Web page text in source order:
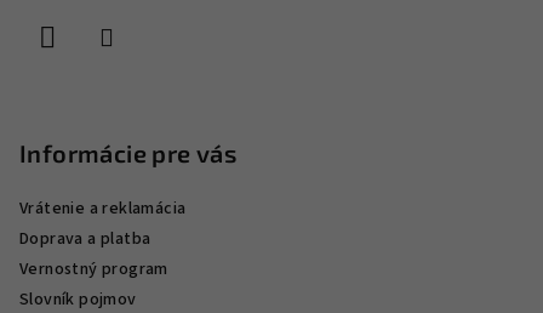
Informácie pre vás
Vrátenie a reklamácia
Doprava a platba
Vernostný program
Slovník pojmov